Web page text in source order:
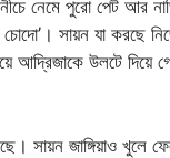
নেমে পুরো পেট আর
সায়ন যা করছে
আদ্রিজাকে উলটে দিয়ে
সায়ন জাঙ্গিয়াও